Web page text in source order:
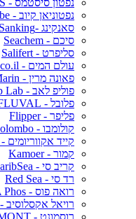
נפטוניאן קיוב - Neptunian Cube
סאנקינג -Sanking
סיכם - Seachem
סליפרט - Salifert
עולם המים - AquaWorld.co.il
פאונה מרין - Fauna Marin
פוליפ לאב - Polyp Lab
פלובל - FLUVAL
פליפר - Flipper
קולומבו - Colombo
קייד אקווריומים - CADE Aquariums
קמור - Kamoer
קריב סי - CaribSea
רד סי - Red Sea
רואה פוס - ROWA Phos
רויאל אקסלוסיב - Royal Exclusiv
רוסמונט - ROSSMONT